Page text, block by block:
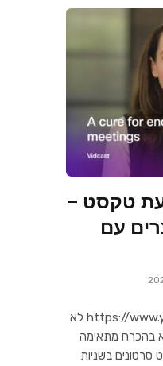
טקסט –
עם
https://www.youtube.com/watch?v=_CxKLjdiZkg לא
בהכרח מתאימה
בשניות